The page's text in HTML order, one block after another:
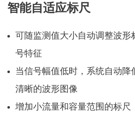
智能自适应标尺
可随监测值大小自动调整波
号特征
当信号幅值低时，系统自动降
清晰的波形图像
增加小流量和容量范围的标尺